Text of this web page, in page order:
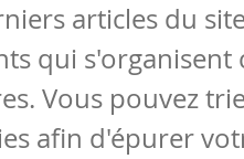
articles du
qui s'organisent
Vous pouvez
afin d'épurer